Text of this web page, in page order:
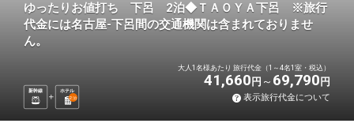
ゆったりお値打ち 下呂 2泊◆ＴＡＯＹＡ下呂 ※旅行
代金には名古屋-下呂間の交通機関は含まれておりませ
ん。
新幹線
ホテル
2泊
大人1名様あたり 旅行代金（1～4名1室・税込）
41,660 円 69,790 円
表示旅行代金について